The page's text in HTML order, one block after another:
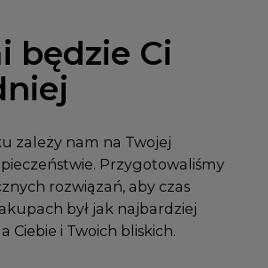
będzie Ci
zależy nam na Twojej
Przygotowaliśmy
rozwiązań, aby czas
był jak najbardziej
Ciebie i Twoich bliskich.